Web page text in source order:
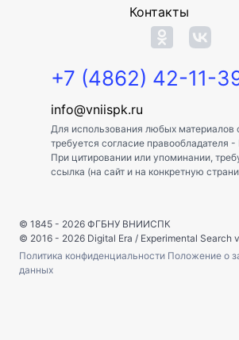
Контакты
+7 (4862) 42-11-
info@vniispk.ru
Для использования любых материалов
требуется согласие
При цитировании или упоминании,
ссылка (на сайт и на конкретную
© 1845 - 2026 ФГБНУ ВНИИСПК
© 2016 - 2026 Digital Era / Experimental Search
Политика конфиденциальности Положение о
данных